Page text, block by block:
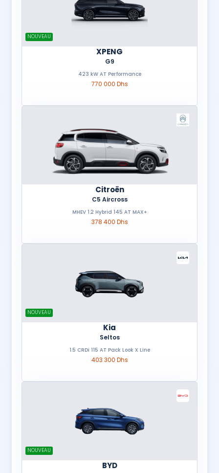
NOUVEAU
XPENG
G9
423 kW AT Performance
770 000 Dhs
Citroën
C5 Aircross
MHEV 1.2 Hybrid 145 AT MAX+
378 400 Dhs
NOUVEAU
Kia
Seltos
1.5 CRDi 115 AT Pack Look X Line
403 300 Dhs
NOUVEAU
BYD